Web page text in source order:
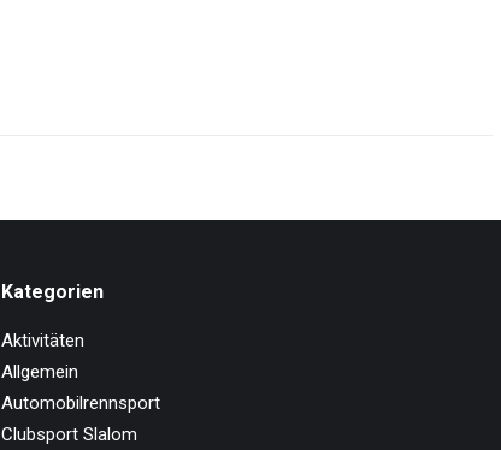
Kategorien
Aktivitäten
Allgemein
Automobilrennsport
Clubsport Slalom